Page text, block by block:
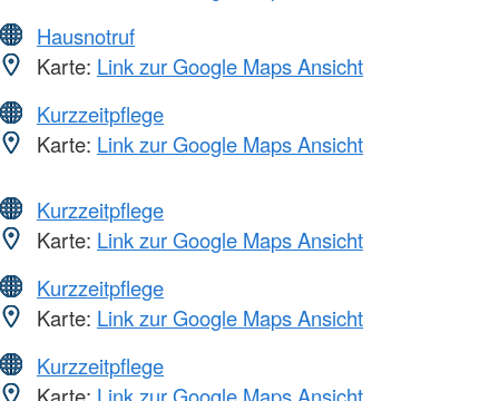
Hausnotruf
Karte: Link zur Google Maps Ansicht
Kurzzeitpflege
Karte: Link zur Google Maps Ansicht
Kurzzeitpflege
Karte: Link zur Google Maps Ansicht
Kurzzeitpflege
Karte: Link zur Google Maps Ansicht
Kurzzeitpflege
Karte: Link zur Google Maps Ansicht